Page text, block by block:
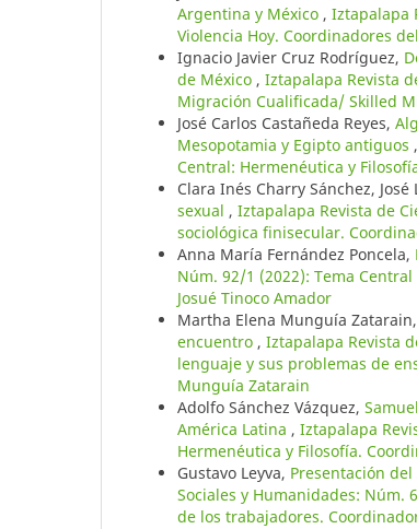
Argentina y México , Iztapalapa
Violencia Hoy. Coordinadores
Ignacio Javier Cruz Rodríguez,
de México , Iztapalapa Revista
Migración Cualificada/ Skilled
José Carlos Castañeda Reyes,
Mesopotamia y Egipto antiguos ,
Central: Hermenéutica y
Clara Inés Charry Sánchez, José
sexual , Iztapalapa Revista de
sociológica finisecular.
Anna María Fernández Poncela,
Núm. 92/1 (2022): Tema
Josué Tinoco Amador
Martha Elena Munguía Zatarain,
encuentro , Iztapalapa Revista
lenguaje y sus problemas de
Munguía Zatarain
Adolfo Sánchez Vázquez,
América Latina , Iztapalapa
Hermenéutica y Filosofía.
Gustavo Leyva, Presentación
Sociales y Humanidades: Núm.
de los trabajadores.